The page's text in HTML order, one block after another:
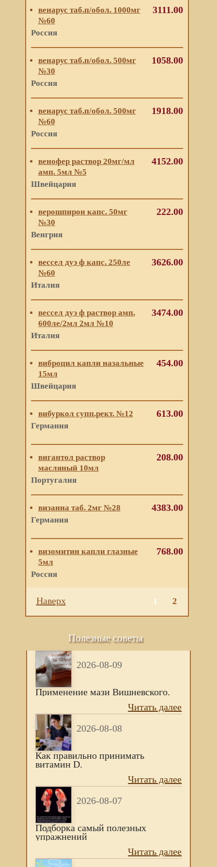
венарус таб.п/обол. 1000мг
№60
Россия
3111.00
венарус таб.п/обол. 500мг
№30
Россия
1058.00
венарус таб.п/обол. 500мг
№60
Россия
1918.00
венофер раствор 20мг/мл
амп. 5мл №5
Швейцария
4152.00
верошпирон капс. 50мг
№30
Венгрия
222.00
вессел дуэ ф капс. 250ле
№60
Италия
3626.00
вессел дуэ ф раствор амп.
600ле/2мл 2мл №10
Италия
3474.00
виброцил капли назальные
15мл
Швейцария
454.00
вибуркол супп.рект. №12
Германия
613.00
вигантол раствор
масляный 10мл
Португалия
208.00
визанна таб. 2мг №28
Германия
4383.00
визомитин капли глазные
5мл
Россия
768.00
Наверх 1 2
Полезные советы
2026-08-09
Применение мази Вишневского.
Читать далее
2026-08-08
Как правильно принимать
витамин D.
Читать далее
2026-08-07
Подборка самый полезных
упражнений
Читать далее